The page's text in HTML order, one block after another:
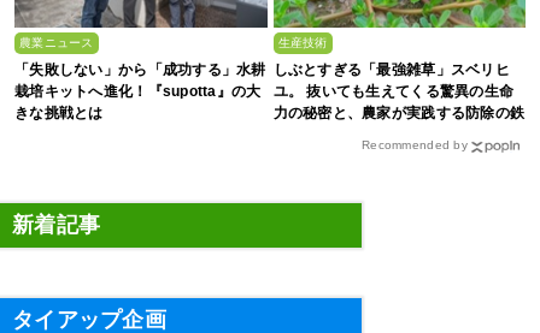
農業ニュース
「失敗しない」から「成功する」水耕
栽培キットへ進化！『supotta』の大
きな挑戦とは
生産技術
しぶとすぎる「最強雑草」スベリヒ
ユ。 抜いても生えてくる驚異の生命
力の秘密と、農家が実践する防除の鉄
Recommended by
新着記事
タイアップ企画